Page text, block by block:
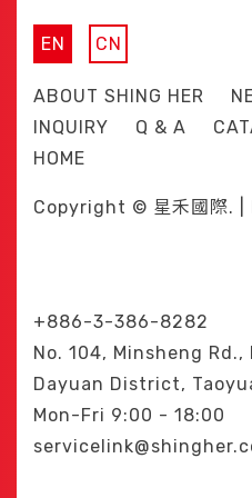
EN CN
ABOUT SHING HER
INQUIRY
Q & A
HOME
Copyright © 星禾國際. |
+886-3-386-8282
No. 104, Minsheng
Dayuan District,
Mon-Fri 9:00 - 18:00